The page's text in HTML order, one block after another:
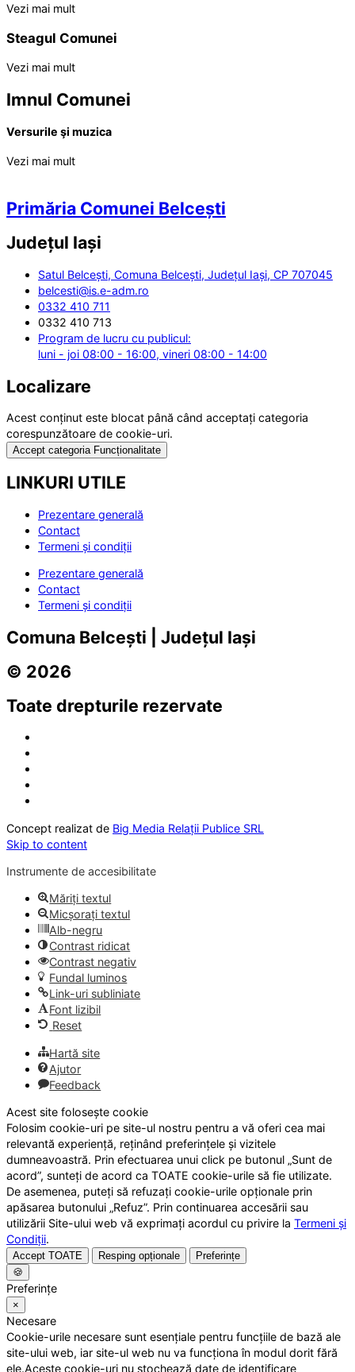
Vezi mai mult
Steagul Comunei
Vezi mai mult
Imnul Comunei
Versurile şi muzica
Vezi mai mult
Primăria Comunei Belcești
Județul Iași
Satul Belcești, Comuna Belcești, Județul Iași, CP 707045
belcesti@is.e-adm.ro
0332 410 711
0332 410 713
Program de lucru cu publicul:
luni - joi 08:00 - 16:00, vineri 08:00 - 14:00
Localizare
Acest conținut este blocat până când acceptați categoria
corespunzătoare de cookie-uri.
Accept categoria Funcționalitate
LINKURI UTILE
Prezentare generală
Contact
Termeni și condiții
Prezentare generală
Contact
Termeni și condiții
Comuna Belcești | Județul Iași
© 2026
Toate drepturile rezervate
Concept realizat de Big Media Relații Publice SRL
Skip to content
Instrumente de accesibilitate
Măriți textul
Micșorați textul
Alb-negru
Contrast ridicat
Contrast negativ
Fundal luminos
Link-uri subliniate
Font lizibil
Reset
Hartă site
Ajutor
Feedback
Acest site folosește cookie
Folosim cookie-uri pe site-ul nostru pentru a vă oferi cea mai
relevantă experiență, reținând preferințele și vizitele
dumneavoastră. Prin efectuarea unui click pe butonul „Sunt de
acord”, sunteți de acord ca TOATE cookie-urile să fie utilizate.
De asemenea, puteți să refuzați cookie-urile opționale prin
apăsarea butonului „Refuz”. Prin continuarea accesării sau
utilizării Site-ului web vă exprimați acordul cu privire la Termeni și
Condiții.
Accept TOATE Resping opționale
Preferințe
🍪
Preferințe
×
Necesare
Cookie-urile necesare sunt esențiale pentru funcțiile de bază ale
site-ului web, iar site-ul web nu va funcționa în modul dorit fără
ele.Aceste cookie-uri nu stochează date de identificare